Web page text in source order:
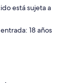
está sujeta a
18 años